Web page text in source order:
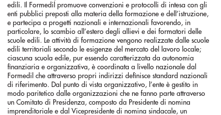
edili. Il Formedil promuove convenzioni e protocolli di intesa con gli
enti pubblici preposti alla materia della formazione e dell’istruzione,
e partecipa a progetti nazionali e internazionali favorendo, in
particolare, lo scambio all’estero degli allievi e dei formatori delle
scuole edili. Le attività di formazione vengono realizzate dalle scuole
edili territoriali secondo le esigenze del mercato del lavoro locale;
ciascuna scuola edile, pur essendo caratterizzata da autonomia
finanziaria e organizzativa, è coordinata a livello nazionale dal
Formedil che attraverso propri indirizzi definisce standard nazionali
di riferimento. Dal punto di vista organizzativo, l’ente è gestito in
modo paritetico dalle organizzazioni che ne fanno parte attraverso
un Comitato di Presidenza, composto da Presidente di nomina
imprenditoriale e dal Vicepresidente di nomina sindacale, un